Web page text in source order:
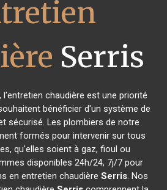
Serris
, l'entretien chaudière est une priorité
bénéficier d'un système de
sécurisé. Les plombiers de notre
formés pour intervenir sur tous
qu'elles soient à gaz, fioul ou
disponibles 24h/24, 7j/7 pour
en entretien chaudière Serris. Nos